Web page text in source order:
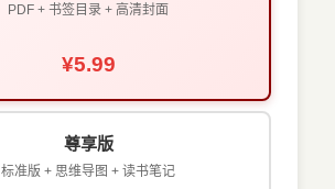
PDF + 书签目录 + 高清封面
¥5.99
尊享版
标准版 + 思维导图 + 读书笔记